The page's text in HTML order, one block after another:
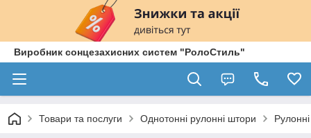
Виробник сонцезахисних систем "РолоСтиль"
Товари та послуги Однотонні рулонні штори